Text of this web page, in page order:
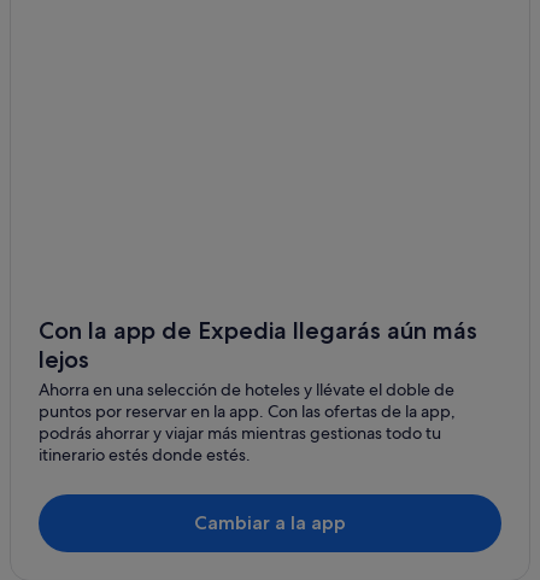
Casas de huéspedes en San Candido
Braies hoteles
Marebbe hoteles
Hoteles con piscina en San Candido
Dobbiaco hoteles
Hoteles de 4 estrellas en San Candido
San Candido hoteles
Con la app de Expedia llegarás aún más
lejos
Ahorra en una selección de hoteles y llévate el doble de
puntos por reservar en la app. Con las ofertas de la app,
podrás ahorrar y viajar más mientras gestionas todo tu
itinerario estés donde estés.
Cambiar a la app